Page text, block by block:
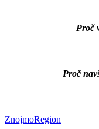
Proč
Proč
ZnojmoRegion